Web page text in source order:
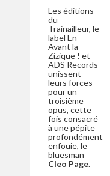
Les éditions
du
Trainailleur, le
label En
Avant la
Zizique ! et
ADS Records
unissent
leurs forces
pour un
troisième
opus, cette
fois consacré
à une pépite
profondément
enfouie, le
bluesman
Cleo Page.